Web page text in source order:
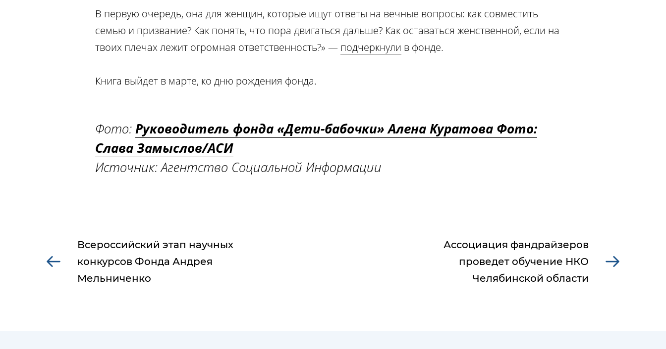
В первую очередь, она для женщин, которые ищут ответы на вечные вопросы: как совместить
семью и призвание? Как понять, что пора двигаться дальше? Как оставаться женственной, если на
твоих плечах лежит огромная ответственность?» — подчеркнули в фонде.
Книга выйдет в марте, ко дню рождения фонда.
Фото:Руководитель фонда «Дети-бабочки» Алена Куратова Фото:
Слава Замыслов/АСИ
Источник: Агентство Социальной Информации
Всероссийский этап научных
конкурсов Фонда Андрея
Мельниченко
Ассоциация фандрайзеров
проведет обучение НКО
Челябинской области